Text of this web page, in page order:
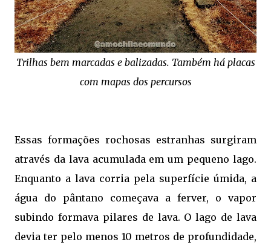
Trilhas bem marcadas e balizadas. Também há placas
com mapas dos percursos
Essas formações rochosas estranhas surgiram
através da lava acumulada em um pequeno lago.
Enquanto a lava corria pela superfície úmida, a
água do pântano começava a ferver, o vapor
subindo formava pilares de lava. O lago de lava
devia ter pelo menos 10 metros de profundidade,